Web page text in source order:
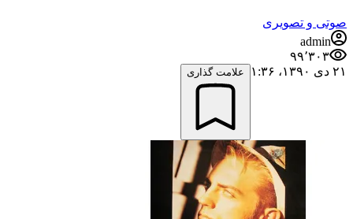
صوتی و تصویری
admin
۹۹٬۳۰۳
۲۱ دی ۱۳۹۰،‏ ۱:۳۶
علامت گذاری